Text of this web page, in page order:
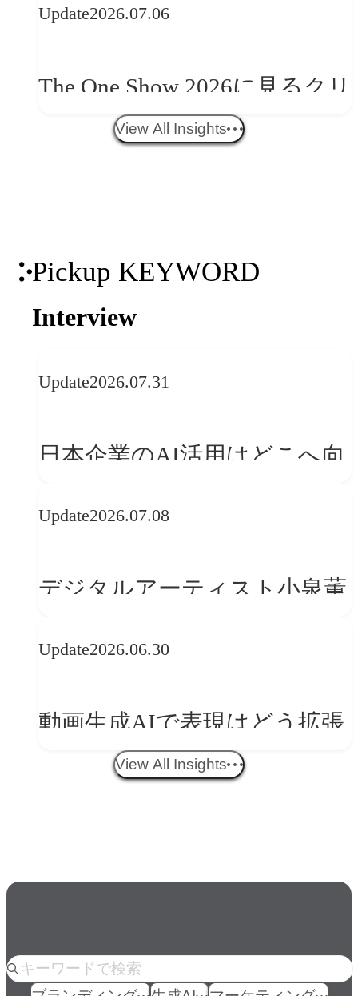
望
Update2026.07.06
The One Show 2026に見るクリ
エイティブトレンド──社会
View All Insights
Pickup KEYWORD
Interview
Update2026.07.31
日本企業のAI活用はどこへ向
レンドに見る「人間中心」へ
Update2026.07.08
デジタルアーティスト小泉薫
ークフロー設計と「ノイズと
Update2026.06.30
動画生成AIで表現はどう拡張
する？映像ディレクター橋本
View All Insights
人気のkeyword